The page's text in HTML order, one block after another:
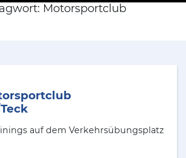
Motorsportclub
auf dem Verkehrsübungsplatz